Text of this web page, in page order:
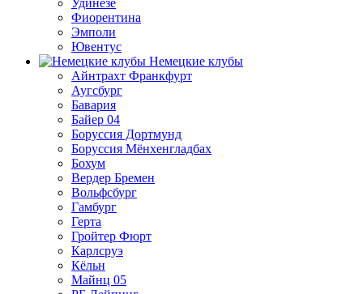
Удинезе
Фиорентина
Эмполи
Ювентус
Немецкие клубы
Айнтрахт Франкфурт
Аугсбург
Бавария
Байер 04
Боруссия Дортмунд
Боруссия Мёнхенгладбах
Бохум
Вердер Бремен
Вольфсбург
Гамбург
Герта
Гройтер Фюрт
Карлсруэ
Кёльн
Майнц 05